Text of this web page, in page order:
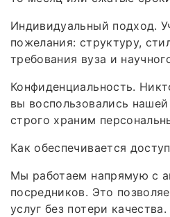
Индивидуальный подход.
пожелания: структуру,
требования вуза и
Конфиденциальность.
вы воспользовались
строго храним
Как обеспечивается
Мы работаем напрямую с
посредников. Это
услуг без потери